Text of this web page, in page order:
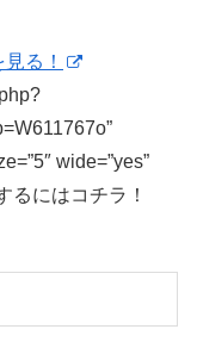
る！
wide=”yes”
るにはコチラ！